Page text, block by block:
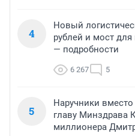
4
Новый
рублей и мост для
— подробности
6 267 5
5
Наручники вместо
главу Минздрава
миллионера